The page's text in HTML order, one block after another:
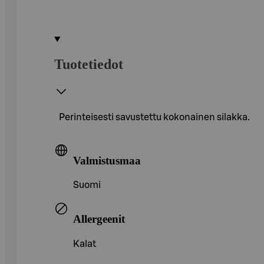
Tuotetiedot
Perinteisesti savustettu kokonainen silakka.
Valmistusmaa
Suomi
Allergeenit
Kalat